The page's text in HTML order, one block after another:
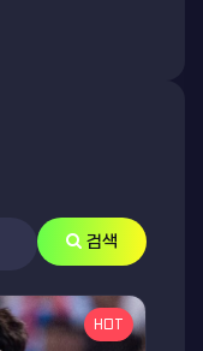
검색
HOT